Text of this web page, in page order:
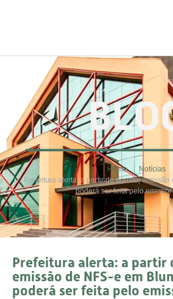
Home
Notícias
Prefeitura alerta: a partir de agosto,
poderá ser feita pelo emissor
Prefeitura alerta: a partir
emissão de NFS-e em
poderá ser feita pelo